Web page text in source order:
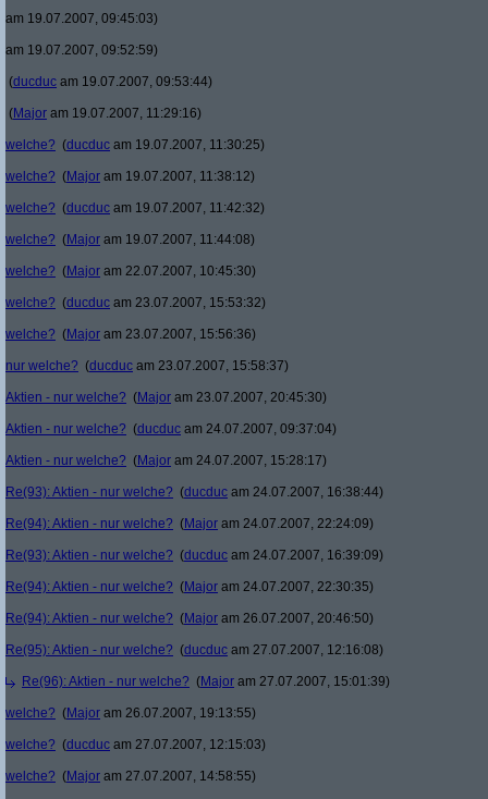
am 19.07.2007, 09:45:03)
am 19.07.2007, 09:52:59)
(ducduc am 19.07.2007, 09:53:44)
(Major am 19.07.2007, 11:29:16)
welche? (ducduc am 19.07.2007, 11:30:25)
welche? (Major am 19.07.2007, 11:38:12)
welche? (ducduc am 19.07.2007, 11:42:32)
welche? (Major am 19.07.2007, 11:44:08)
welche? (Major am 22.07.2007, 10:45:30)
welche? (ducduc am 23.07.2007, 15:53:32)
welche? (Major am 23.07.2007, 15:56:36)
nur welche? (ducduc am 23.07.2007, 15:58:37)
Aktien - nur welche? (Major am 23.07.2007, 20:45:30)
Aktien - nur welche? (ducduc am 24.07.2007, 09:37:04)
Aktien - nur welche? (Major am 24.07.2007, 15:28:17)
Re(93): Aktien - nur welche? (ducduc am 24.07.2007, 16:38:44)
Re(94): Aktien - nur welche? (Major am 24.07.2007, 22:24:09)
Re(93): Aktien - nur welche? (ducduc am 24.07.2007, 16:39:09)
Re(94): Aktien - nur welche? (Major am 24.07.2007, 22:30:35)
Re(94): Aktien - nur welche? (Major am 26.07.2007, 20:46:50)
Re(95): Aktien - nur welche? (ducduc am 27.07.2007, 12:16:08)
Re(96): Aktien - nur welche? (Major am 27.07.2007, 15:01:39)
welche? (Major am 26.07.2007, 19:13:55)
welche? (ducduc am 27.07.2007, 12:15:03)
welche? (Major am 27.07.2007, 14:58:55)